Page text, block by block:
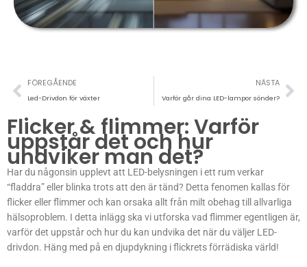
Föregående
FÖREGÅENDE
Led-Drivdon för växter
NÄSTA
Varför går dina LED-lampor sönder?
Flicker & flimmer: Varför
uppstår det och hur
undviker man det?
Har du någonsin upplevt att LED-belysningen i ett rum verkar
“fladdra” eller blinka trots att den är tänd? Detta fenomen kallas för
flicker eller flimmer och kan orsaka allt från milt obehag till allvarliga
hälsoproblem. I detta inlägg ska vi utforska vad flimmer egentligen är,
varför det uppstår och hur du kan undvika det när du väljer LED-
drivdon. Häng med på en djupdykning i flickrets förrädiska värld!